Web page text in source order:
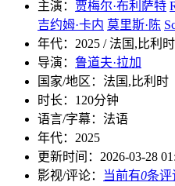
主演： 贾梅尔·布利萨特
吉约姆·卡内 莫里斯·陈
年代： 2025 / 法国,比利
导演： 鲁道夫·拉加
国家/地区： 法国,比利时
时长： 120分钟
语言/字幕： 法语
年代： 2025
更新时间： 2026-03-28
影视/评论：
当前有0条评